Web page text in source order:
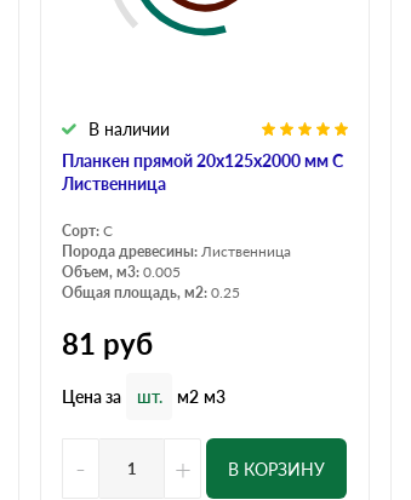
Планкен прямой 20х125х2000 мм С
Лиственница
В наличии
Сорт: С
Порода древесины: Лиственница
Объем, м3: 0.005
Общая площадь, м2: 0.25
81 руб
Цена за шт. м2 м3
- + В КОРЗИНУ